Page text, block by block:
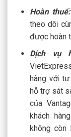
Hoàn
theo dõi
được hoàn
Dịch vụ
hàng với
hỗ trợ sát
của
khách
không